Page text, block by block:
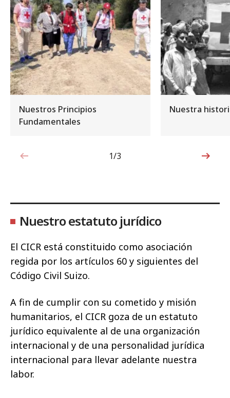
Nuestros Principios
Fundamentales
Nuestra
1de3
1/3
Nuestro estatuto jurídico
El CICR está constituido como asociación
regida por los artículos 60 y siguientes del
Código Civil Suizo.
A fin de cumplir con su cometido y misión
humanitarios, el CICR goza de un estatuto
jurídico equivalente al de una organización
internacional y de una personalidad jurídica
internacional para llevar adelante nuestra
labor.